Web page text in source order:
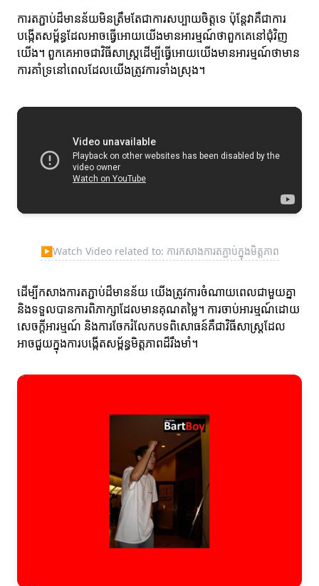
ការតភ្ជាប់ដ៏មានន័យមិនត្រឹមតែជាការសប្បាយចិត្តទេ ប៉ុន្តែវាគឺជាការ
បង្កើតសម្ព័ន្ធដែលអាចធ្វើអោយយើងមានអារម្មណ៍ថាពួកគេនៅជុំវិញ
យើង។ ពួកគេអាចជាវិធីសាស្ត្រដើម្បីធ្វើអោយយើងមានអារម្មណ៍ថាមាន
ការគាំទ្រនៅពេលដែលយើងត្រូវការទាំងស្រុង។
▶Watch Video related to: ការកសាងការតភ្ជាប់ក្នុងមិត្តភាព
ដើម្បីកសាងការតភ្ជាប់ដ៏មានន័យ យើងត្រូវការចំណាយពេលជាមួយគ្នា
និងទទួលបានការពិភាក្សាដែលមានគុណតម្លៃ។ ការចាប់អារម្មណ៍ដោយ
សេចក្តីអារម្មណ៍ និងការចែករំលែកបទពិសោធន៍គឺជាវិធីសាស្ត្រដែល
អាចជួយក្នុងការបង្កើតសម្ព័ន្ធមិត្តភាពដ៏រឹងមាំ។